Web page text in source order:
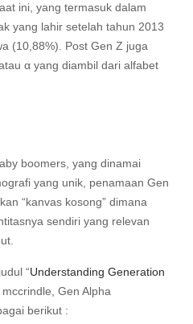
ini, yang termasuk dalam
yang lahir setelah tahun 2013
(10,88%). Post Gen Z juga
α yang diambil dari alfabet
boomers, yang dinamai
yang unik, penamaan Gen
“kanvas kosong” dimana
sendiri yang relevan
“Understanding Generation
Gen Alpha
berikut :